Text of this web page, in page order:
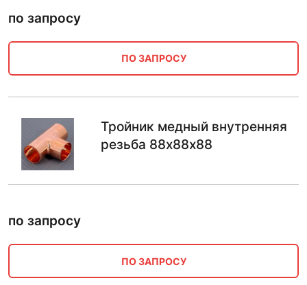
по запросу
ПО ЗАПРОСУ
Тройник медный внутренняя
резьба 88х88х88
по запросу
ПО ЗАПРОСУ